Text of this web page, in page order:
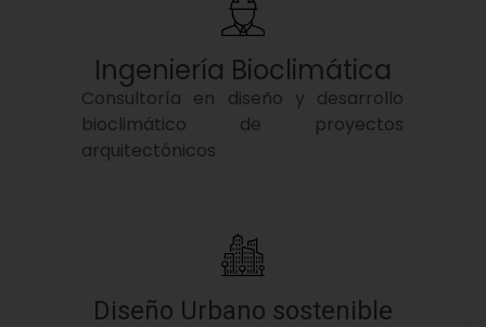
Ingeniería Bioclimática
Consultoría en diseño y desarrollo
bioclimático de proyectos
arquitectónicos
Diseño Urbano sostenible